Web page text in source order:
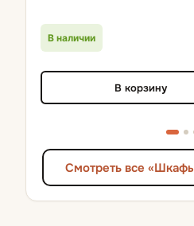
В наличии
В корзину
Смотреть все